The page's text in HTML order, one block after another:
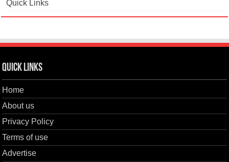
Quick Links
Quick Links
Home
About us
Privacy Policy
Terms of use
Advertise